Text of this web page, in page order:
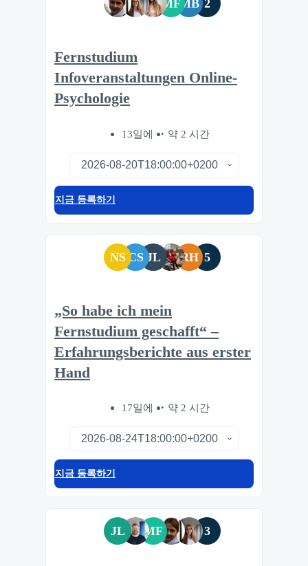
MFMB 2
Fernstudium
Infoveranstaltungen Online-
Psychologie
13일에 약 2 시간
지금 등록하기
NS CS JL RH 5
„So habe ich mein
Fernstudium geschafft“ –
Erfahrungsberichte aus erster
Hand
17일에 약 2 시간
지금 등록하기
JL MF 3